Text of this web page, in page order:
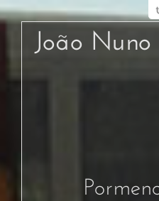
João Nuno